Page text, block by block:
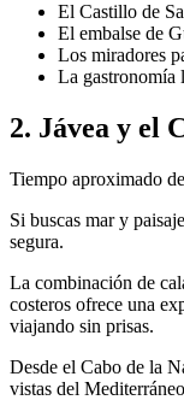
El Castillo de
El embalse de
Los miradores
La gastronomía
2. Jávea y el
Tiempo aproximado
Si buscas mar y
segura.
La combinación de
costeros ofrece una
viajando sin prisas.
Desde el Cabo de la
vistas del